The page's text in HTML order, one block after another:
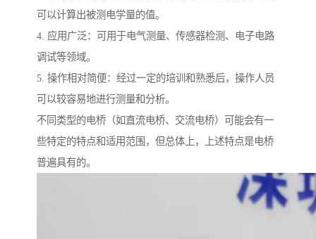
可以计算出被测电学量的值。
4. 应用广泛：可用于电气测量、传感器检测、电子电路
调试等领域。
5. 操作相对简便：经过一定的培训和熟悉后，操作人员
可以较容易地进行测量和分析。
不同类型的电桥（如直流电桥、交流电桥）可能会有一
些特定的特点和适用范围，但总体上，上述特点是电桥
普遍具有的。